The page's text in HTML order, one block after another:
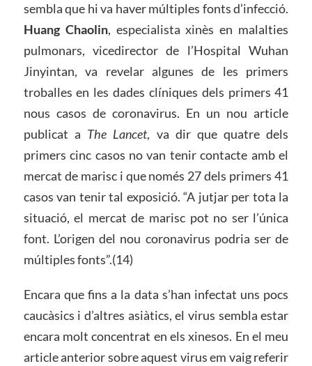
sembla que hi va haver múltiples fonts d’infecció.
Huang Chaolin, especialista xinès en malalties
pulmonars, vicedirector de l’Hospital Wuhan
Jinyintan, va revelar algunes de les primers
troballes en les dades clíniques dels primers 41
nous casos de coronavirus. En un nou article
publicat a The Lancet, va dir que quatre dels
primers cinc casos no van tenir contacte amb el
mercat de marisc i que només 27 dels primers 41
casos van tenir tal exposició. “A jutjar per tota la
situació, el mercat de marisc pot no ser l’única
font. L’origen del nou coronavirus podria ser de
múltiples fonts”.(14)
Encara que fins a la data s’han infectat uns pocs
caucàsics i d’altres asiàtics, el virus sembla estar
encara molt concentrat en els xinesos. En el meu
article anterior sobre aquest virus em vaig referir